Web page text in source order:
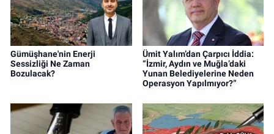
Gümüşhane'nin Enerji
Sessizliği Ne Zaman
Bozulacak?
Ümit Yalım’dan Çarpıcı İddia:
“İzmir, Aydın ve Muğla’daki
Yunan Belediyelerine Neden
Operasyon Yapılmıyor?”